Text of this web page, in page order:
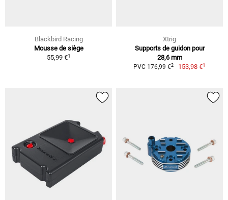
Blackbird Racing
Mousse de siège
55,99 €1
Xtrig
Supports de guidon pour
28,6 mm
PVC 176,99 €2 153,98 €1